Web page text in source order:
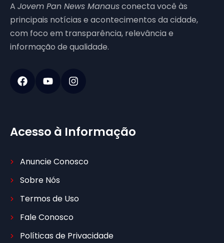
A Jovem Pan News Manausconecta você às
principais notícias e acontecimentos da cidade,
com foco em transparência, relevância e
informação de qualidade.
Acesso à Informação
Anuncie Conosco
Sobre Nós
Termos de Uso
Fale Conosco
Políticas de Privacidade